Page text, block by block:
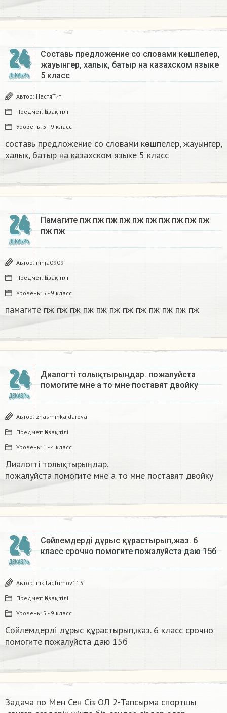
24
ДЕКАБРЬ
Составь предложение со словами көшпелер,
жауынгер, халык, батыр на казахском языке
5 класс​
Автор: НастяТит
Предмет: Қазақ тiлi
Уровень: 5 - 9 класс
составь предложение со словами көшпелер, жауынгер,
халык, батыр на казахском языке 5 класс​
24
ДЕКАБРЬ
Памагите пж пж пж пж пж пж пж пж пж пж
пж пж​
Автор: ninja0909
Предмет: Қазақ тiлi
Уровень: 5 - 9 класс
памагите пж пж пж пж пж пж пж пж пж пж пж пж​
24
ДЕКАБРЬ
Диалогті толықтырыңдар. пожалуйста
помогите мне а то мне поставят двойку​
Автор: zhasminkaidarova
Предмет: Қазақ тiлi
Уровень: 1 - 4 класс
Диалогті толықтырыңдар.
пожалуйста помогите мне а то мне поставят двойку​
24
ДЕКАБРЬ
Сөйлемдерді дұрыс құрастырып,жаз. 6
класс срочно помогите пожалуйста даю 15б​
Автор: nikitaglumov113
Предмет: Қазақ тiлi
Уровень: 5 - 9 класс
Сөйлемдерді дұрыс құрастырып,жаз. 6 класс срочно
помогите пожалуйста даю 15б​
Задача по Мен Сен Сiз ОЛ 2-Тапсырма спортшы